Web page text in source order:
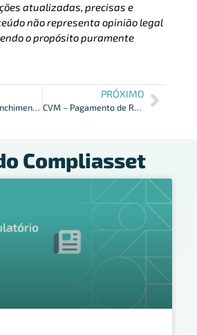
atualizadas, precisas e
não representa opinião legal
o propósito puramente
ANBIMA – Preenchimento do Laudo de Suitability
PRÓXIMO
CVM – Pagamento de Resgates do Fundo – Prazos
Compliasset